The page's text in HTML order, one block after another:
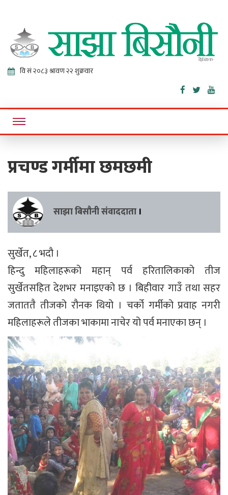
Sajha
Bisaunee
Online News Portal
प्रचण्ड गर्मीमा छमछमी
साझा बिसौनी संवाददाता ।
सुर्खेत, ८ भदौ ।
हिन्दु महिलाहरूको महान् पर्व हरितालिकाको तीज
सुर्खेतसहित देशभर मनाइएको छ । बिहीवार गाउँ तथा सहर
जताततै तीजको रौनक थियो । चर्को गर्मीको प्रवाह नगरी
महिलाहरूले तीजका भाकामा नाचेर यो पर्व मनाएका छन् ।